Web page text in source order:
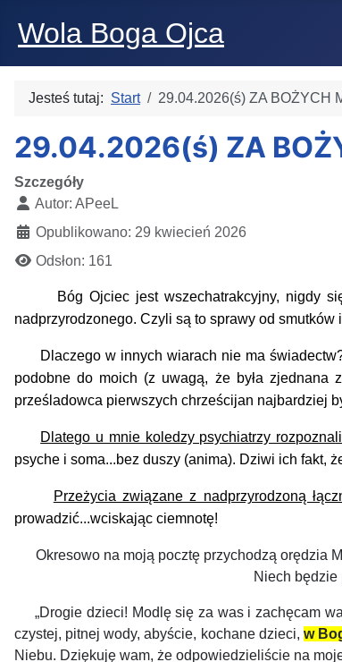
Wola Boga Ojca
Jesteś tutaj: Start 29.04.2026(ś) ZA BOŻYCH
29.04.2026(ś) ZA
Szczegóły
Autor: APeeL
Opublikowano: 29 kwiecień 2026
Odsłon: 161
Bóg Ojciec jest wszechatrakcyjny, nigdy
nadprzyrodzonego. Czyli są to sprawy od smutków
Dlaczego w innych wiarach nie ma
podobne do moich (z uwagą, że była zjednana
prześladowca pierwszych chrześcijan najbardziej
Dlatego u mnie koledzy psychiatrzy rozpozna li
psyche i soma...bez duszy (anima). Dziwi ich fakt,
Przeżycia związane z nadprzyrodzoną
prowadzić...wciskając ciemnotę!
Okresowo na moją pocztę przychodzą orędzia
Niech będzie pochwalony
„Drogie dzieci! Modlę się za was i zachęcam
czystej, pitnej wody, abyście, kochane dzieci, w
Niebu. Dziękuję wam, że odpowiedzieliście na